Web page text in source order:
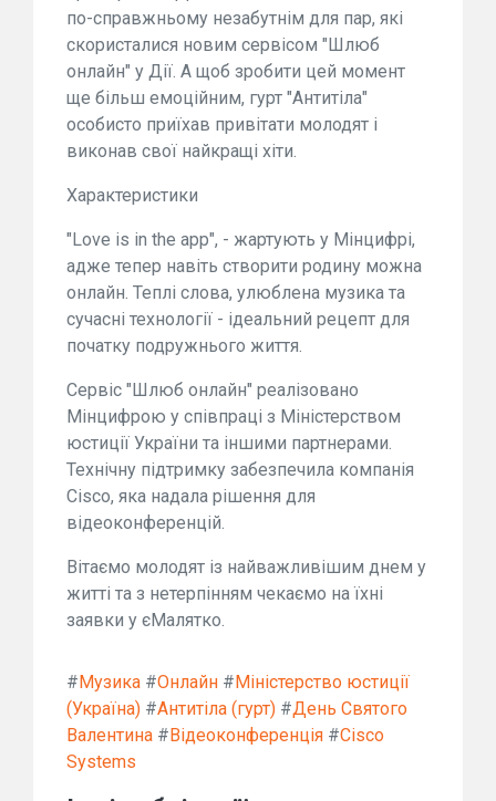
по-справжньому незабутнім для пар, які
скористалися новим сервісом "Шлюб
онлайн" у Дії. А щоб зробити цей момент
ще більш емоційним, гурт "Антитіла"
особисто приїхав привітати молодят і
виконав свої найкращі хіти.
Характеристики
"Love is in the app", - жартують у Мінцифрі,
адже тепер навіть створити родину можна
онлайн. Теплі слова, улюблена музика та
сучасні технології - ідеальний рецепт для
початку подружнього життя.
Сервіс "Шлюб онлайн" реалізовано
Мінцифрою у співпраці з Міністерством
юстиції України та іншими партнерами.
Технічну підтримку забезпечила компанія
Cisco, яка надала рішення для
відеоконференцій.
Вітаємо молодят із найважливішим днем у
житті та з нетерпінням чекаємо на їхні
заявки у єМалятко.
#Музика #Онлайн #Міністерство юстиції
(Україна) #Антитіла (гурт) #День Святого
Валентина #Відеоконференція #Cisco
Systems